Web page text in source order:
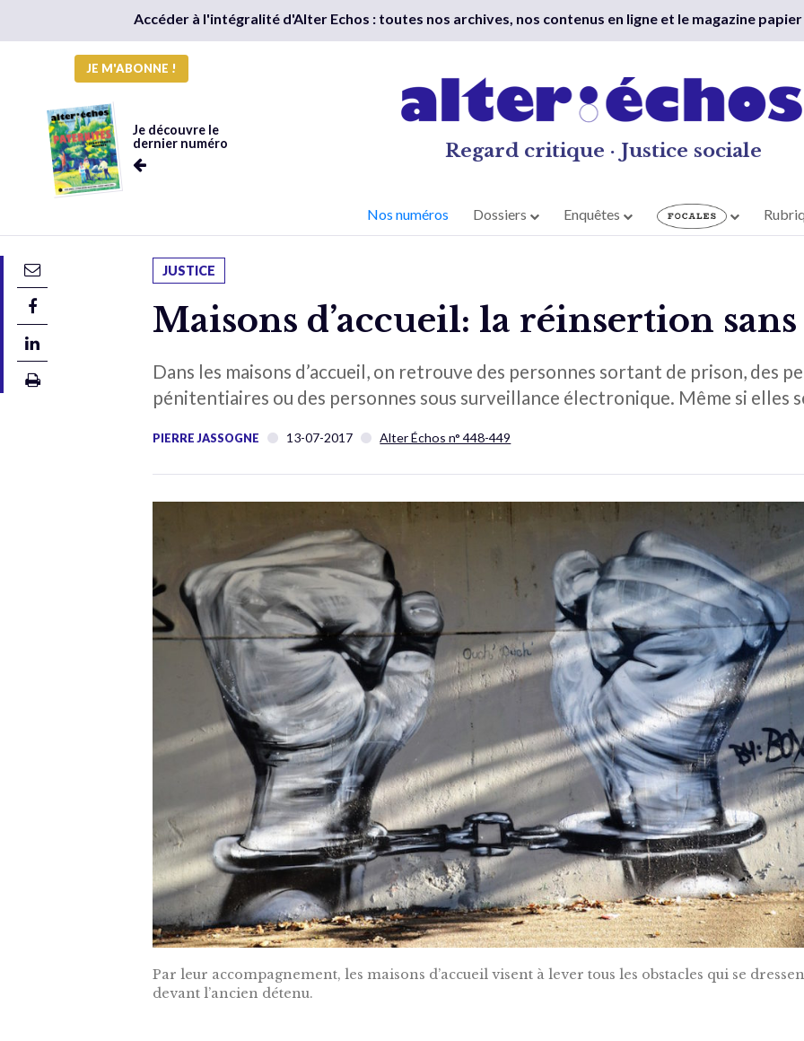
Accéder à l'intégralité d'Alter Echos : toutes nos archives, nos contenus en ligne et le magazine papier
JE M'ABONNE !
Je découvre le
dernier numéro
Regard critique · Justice sociale
Nos numéros Dossiers Enquêtes
JUSTICE
Maisons d’accueil: la réinsertion
Dans les maisons d’accueil, on retrouve des personnes sortant de prison, des
pénitentiaires ou des personnes sous surveillance électronique. Même si elles
PIERRE JASSOGNE 13-07-2017 Alter Échos n° 448-449
Par leur accompagnement, les maisons d’accueil visent à lever tous les obstacles qui se
devant l’ancien détenu.